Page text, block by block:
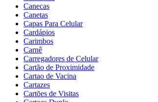
Canecas
Canetas
Capas Para Celular
Cardápios
Carimbos
Carnê
Carregadores de Celular
Cartão de Proximidade
Cartao de Vacina
Cartazes
Cartões de Visitas